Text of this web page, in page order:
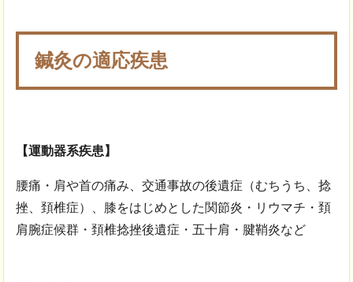
鍼灸の適応疾患
【運動器系疾患】
腰痛・肩や首の痛み、交通事故の後遺症（むちうち、捻
挫、頚椎症）、膝をはじめとした関節炎・リウマチ・頚
肩腕症候群・頚椎捻挫後遺症・五十肩・腱鞘炎など